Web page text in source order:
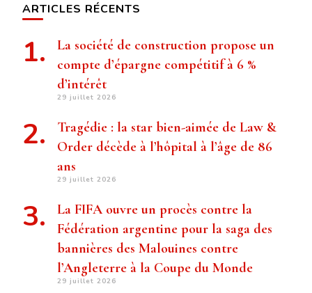
ARTICLES RÉCENTS
La société de construction propose un
compte d’épargne compétitif à 6 %
d’intérêt
29 juillet 2026
Tragédie : la star bien-aimée de Law &
Order décède à l’hôpital à l’âge de 86
ans
29 juillet 2026
La FIFA ouvre un procès contre la
Fédération argentine pour la saga des
bannières des Malouines contre
l’Angleterre à la Coupe du Monde
29 juillet 2026